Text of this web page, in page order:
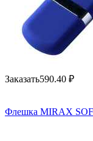
Заказать590.40 ₽
Флешка MIRAX